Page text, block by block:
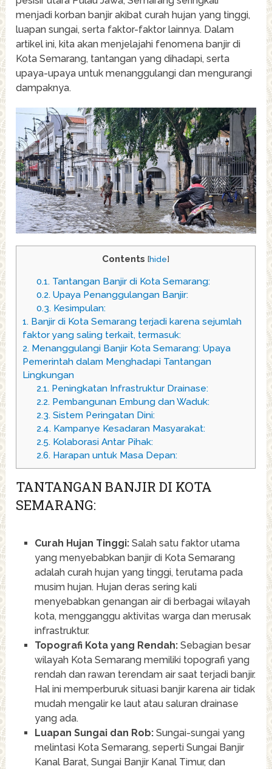
menjadi korban banjir akibat curah hujan yang tinggi,
luapan sungai, serta faktor-faktor lainnya. Dalam
artikel ini, kita akan menjelajahi fenomena banjir di
Kota Semarang, tantangan yang dihadapi, serta
upaya-upaya untuk menanggulangi dan mengurangi
dampaknya.
Contents [hide]
0.1.Tantangan Banjir di Kota Semarang:
0.2.Upaya Penanggulangan Banjir:
0.3.Kesimpulan:
1. Banjir di Kota Semarang terjadi karena sejumlah
faktor yang saling terkait, termasuk:
2. Menanggulangi Banjir Kota Semarang: Upaya
Pemerintah dalam Menghadapi Tantangan
Lingkungan
2.1.Peningkatan Infrastruktur Drainase:
2.2.Pembangunan Embung dan Waduk:
2.3.Sistem Peringatan Dini:
2.4.Kampanye Kesadaran Masyarakat:
2.5.Kolaborasi Antar Pihak:
2.6.Harapan untuk Masa Depan:
TANTANGAN BANJIR DI KOTA
SEMARANG:
Curah Hujan Tinggi:Salah satu faktor utama
yang menyebabkan banjir di Kota Semarang
adalah curah hujan yang tinggi, terutama pada
musim hujan. Hujan deras sering kali
menyebabkan genangan air di berbagai wilayah
kota, mengganggu aktivitas warga dan merusak
infrastruktur.
Topografi Kota yang Rendah:Sebagian besar
wilayah Kota Semarang memiliki topografi yang
rendah dan rawan terendam air saat terjadi banjir.
Hal ini memperburuk situasi banjir karena air tidak
mudah mengalir ke laut atau saluran drainase
yang ada.
Luapan Sungai dan Rob:Sungai-sungai yang
melintasi Kota Semarang, seperti Sungai Banjir
Kanal Barat, Sungai Banjir Kanal Timur, dan